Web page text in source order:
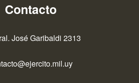
Contacto
José Garibaldi 2313